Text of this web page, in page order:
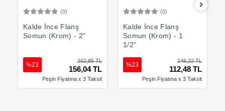
(0)
Kalde İnce Flanş
Somun (Krom) - 2"
202,85 TL
156,04 TL
%23
Peşin Fiyatına x 3 Taksit
(0)
Kalde İnce Flanş
Somun (Krom) - 1
1/2"
146,22 TL
112,48 TL
%23
Peşin Fiyatına x 3 Taksit